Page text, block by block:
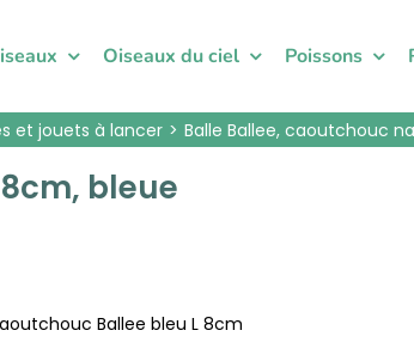
Oiseaux du ciel Poissons
et jouets à lancer Balle Ballee, caoutchouc
bleue
Ballee bleu L 8cm